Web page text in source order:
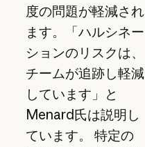
度の問題が軽減され
ます。「ハルシネー
ションのリスクは、
チームが追跡し軽減
しています」と
Menard氏は説明し
ています。 特定の